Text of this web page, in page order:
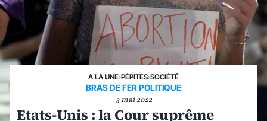
A LA UNE›PÉPITES›SOCIÉTÉ
BRAS DE FER POLITIQUE
3 mai 2022
Etats-Unis : la Cour suprême